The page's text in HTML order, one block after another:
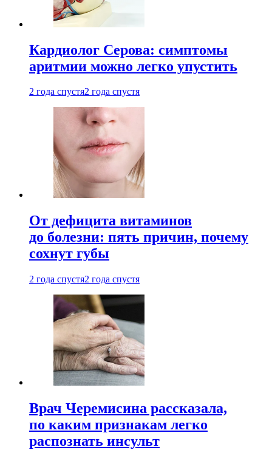
Кардиолог Серова: симптомы
аритмии можно легко упустить
2 года спустя2 года спустя
От дефицита витаминов
до болезни: пять причин, почему
сохнут губы
2 года спустя2 года спустя
Врач Черемисина рассказала,
по каким признакам легко
распознать инсульт